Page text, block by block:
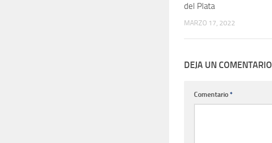
del Plata
MARZO 17, 2022
DEJA UN COMENTARIO
Comentario*